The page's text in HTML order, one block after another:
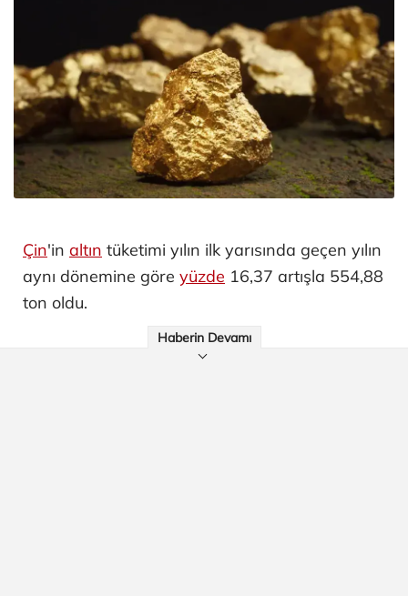
Çin'in altın tüketimi yılın ilk yarısında geçen yılın
aynı dönemine göre yüzde 16,37 artışla 554,88
ton oldu.
Haberin Devamı